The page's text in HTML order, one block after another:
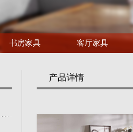
书房家具 客厅家具
产品详情